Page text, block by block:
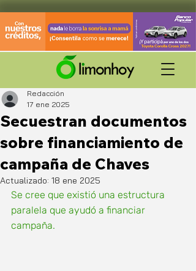
Secuestran documentos
sobre financiamiento de
campaña de Chaves
Redacción
17 ene 2025
Actualizado: 18 ene 2025
Se cree que existió una estructura
paralela que ayudó a financiar
campaña.